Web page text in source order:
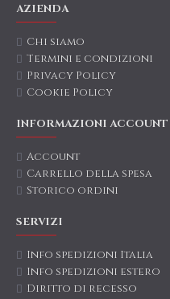
AZIENDA
Chi siamo
Termini e condizioni
Privacy Policy
Cookie Policy
INFORMAZIONI ACCOUNT
Account
Carrello della spesa
Storico ordini
SERVIZI
Info spedizioni Italia
Info spedizioni estero
Diritto di recesso